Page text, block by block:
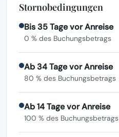
Stornobedingungen
Bis 35 Tage vor Anreise
0 % des Buchungsbetrags
Ab 34 Tage vor Anreise
80 % des Buchungsbetrags
Ab 14 Tage vor Anreise
100 % des Buchungsbetrags